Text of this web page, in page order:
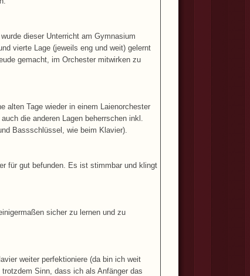
dieser Unterricht am Gymnasium
vierte Lage (jeweils eng und weit) gelernt
gemacht, im Orchester mitwirken zu
alten Tage wieder in einem Laienorchester
die anderen Lagen beherrschen inkl.
Bassschlüssel, wie beim Klavier).
für gut befunden. Es ist stimmbar und klingt
sicher zu lernen und zu
weiter perfektioniere (da bin ich weit
Sinn, dass ich als Anfänger das